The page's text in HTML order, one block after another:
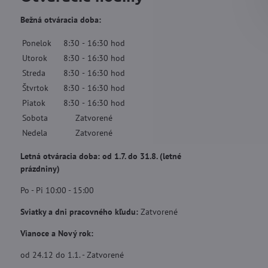
Bežná otváracia doba:
Ponelok 8:30 - 16:30 hod
Utorok
8:30 - 16:30 hod
Streda
8:30 - 16:30 hod
Štvrtok
8:30 - 16:30 hod
Piatok
8:30 - 16:30 hod
Sobota
Zatvorené
Nedela
Zatvorené
Letná otváracia doba: od 1.7. do 31.8. (letné
prázdniny)
Po - Pi 10:00 - 15:00
Sviatky a dni pracovného kľudu:Zatvorené
Vianoce a Nový rok:
od 24.12 do 1.1. - Zatvorené